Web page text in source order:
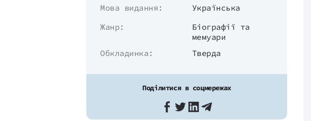
Мова видання:
Українська
Жанр:
Біографії та
мемуари
Обкладинка:
Тверда
Поділитися в соцмережах